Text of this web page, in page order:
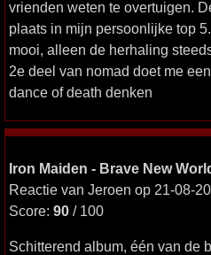
vrienden weten te overtuigen.
plaats in mijn persoonlijke top
mooi, alleen de herhaling
2e deel van nomad doet me
dance of death denken
Iron Maiden - Brave New
Reactie van Jeroen op 21-08-
Score: 90 / 100
Schitterend album, één van de